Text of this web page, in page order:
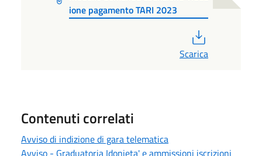
ione pagamento TARI 2023
Scarica
Contenuti correlati
Avviso di indizione di gara telematica